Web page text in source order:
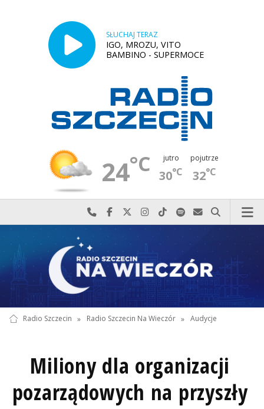
SŁUCHAJ TERAZ
IGO, MROZU, VITO
BAMBINO - SUPERMOCE
24°C jutro
30°C
pojutrze
32°C
Najlepiej po prostu do nas zadzwoń
Odwiedź nas na Facebook-u
Odwiedź nas na X
Odwiedź nas na Instagram-ie
Odwiedź nas na TikTok-u
Szukaj nas na Spotify
Wyślij do nas
Szukaj
Radio Szczecin » Radio Szczecin Na Wieczór » Audycje
Miliony dla organizacji
pozarządowych na przyszły